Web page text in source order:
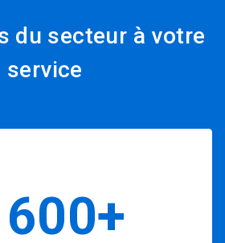
du secteur à votre
service